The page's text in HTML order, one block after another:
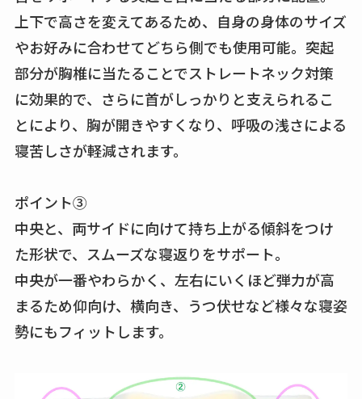
上下で高さを変えてあるため、自身の身体のサイズ
やお好みに合わせてどちら側でも使用可能。突起
部分が胸椎に当たることでストレートネック対策
に効果的で、さらに首がしっかりと支えられるこ
とにより、胸が開きやすくなり、呼吸の浅さによる
寝苦しさが軽減されます。
ポイント③
中央と、両サイドに向けて持ち上がる傾斜をつけ
た形状で、スムーズな寝返りをサポート。
中央が一番やわらかく、左右にいくほど弾力が高
まるため仰向け、横向き、うつ伏せなど様々な寝姿
勢にもフィットします。